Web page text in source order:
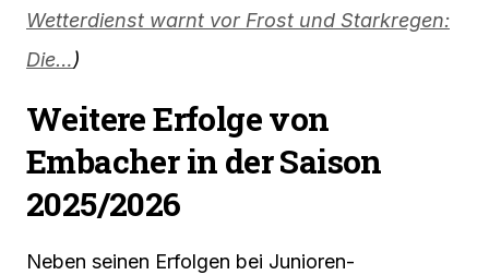
Wetterdienst warnt vor Frost und Starkregen:
Die…)
Weitere Erfolge von
Embacher in der Saison
2025/2026
Neben seinen Erfolgen bei Junioren-